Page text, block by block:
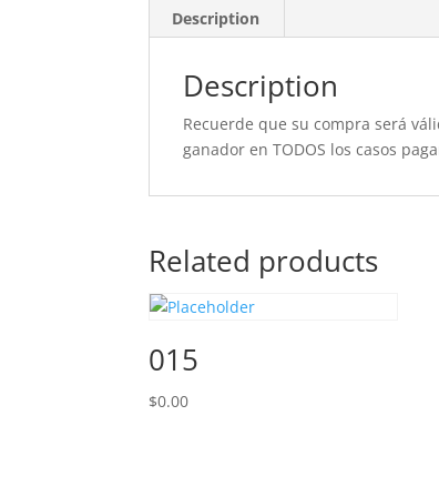
Description
Description
Recuerde que su compra será
ganador en TODOS los casos
Related products
015
$0.00